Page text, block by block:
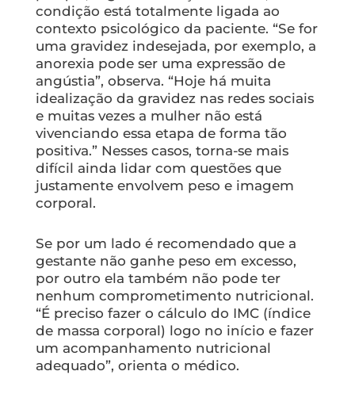
condição está totalmente ligada ao
contexto psicológico da paciente. “Se for
uma gravidez indesejada, por exemplo, a
anorexia pode ser uma expressão de
angústia”, observa. “Hoje há muita
idealização da gravidez nas redes sociais
e muitas vezes a mulher não está
vivenciando essa etapa de forma tão
positiva.” Nesses casos, torna-se mais
difícil ainda lidar com questões que
justamente envolvem peso e imagem
corporal.
Se por um lado é recomendado que a
gestante não ganhe peso em excesso,
por outro ela também não pode ter
nenhum comprometimento nutricional.
“É preciso fazer o cálculo do IMC (índice
de massa corporal) logo no início e fazer
um acompanhamento nutricional
adequado”, orienta o médico.